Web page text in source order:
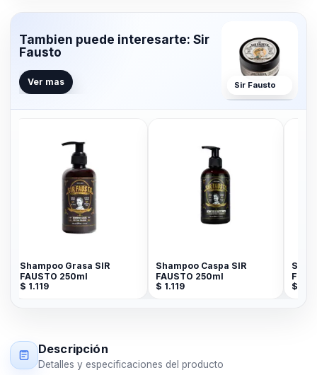
Tambien puede interesarte: Sir
Fausto
Ver mas Sir Fausto
Shampoo Grasa SIR
FAUSTO 250ml
$ 1.119
Shampoo Caspa SIR
FAUSTO 250ml
$ 1.119
$
Descripción
Detalles y especificaciones del producto